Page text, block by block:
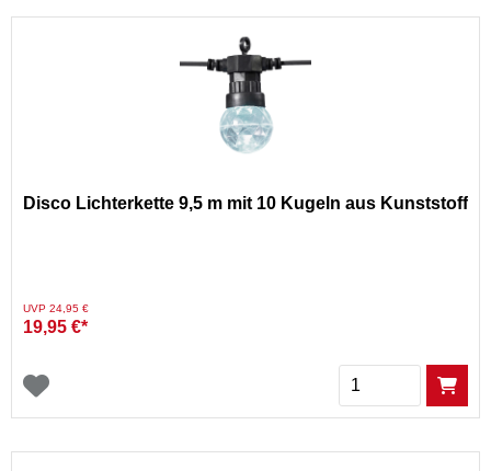
Disco Lichterkette 9,5 m mit 10 Kugeln aus Kunststoff
Preis reduziert von
UVP 24,95 €auf
19,95 €*
Menge